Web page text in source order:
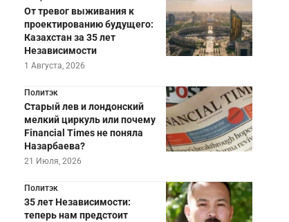
От тревог выживания к
проектированию будущего:
Казахстан за 35 лет
Независимости
1 Августа, 2026
Политэк
Старый лев и лондонский
мелкий циркуль или почему
Financial Times не поняла
Назарбаева?
21 Июля, 2026
Политэк
35 лет Независимости:
теперь нам предстоит